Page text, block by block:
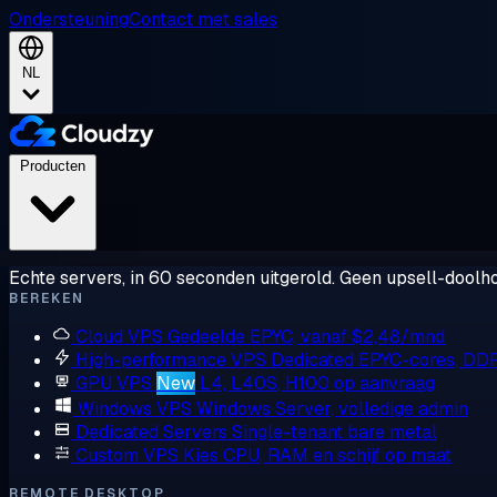
OndersteuningContact met sales
NL
Echte servers, in 60 seconden uitgerold. Geen upsell-
BEREKEN
Cloud VPS Gedeelde EPYC, vanaf $2,48/mnd
High-performance VPS Dedicated EPYC-cores,
GPU VPS New L4, L40S, H100 op aanvraag
Windows VPS Windows Server, volledige admin
Dedicated Servers Single-tenant bare metal
Custom VPS Kies CPU, RAM en schijf op maat